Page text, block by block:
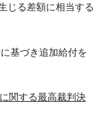
じる差額に相当する
基づき追加給付を
関する最高裁判決